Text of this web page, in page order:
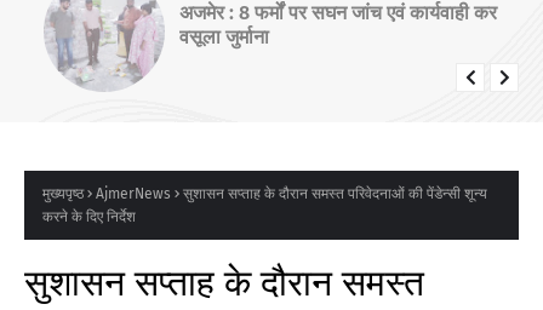
अजमेर : 8 फर्मों पर सघन जांच एवं कार्यवाही कर
वसूला जुर्माना
मुख्यपृष्ठ AjmerNews
सुशासन सप्ताह के दौरान समस्त परिवेदनाओं की पेंडेन्सी शून्य
करने के दिए निर्देश
सुशासन सप्ताह के दौरान समस्त